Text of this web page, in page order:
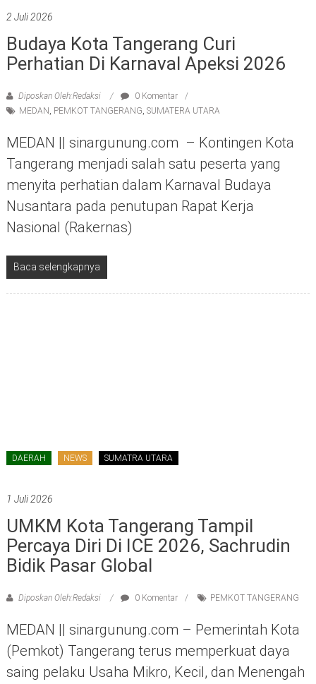
2 Juli 2026
Budaya Kota Tangerang Curi
Perhatian Di Karnaval Apeksi 2026
Diposkan Oleh:Redaksi
0 Komentar
MEDAN , PEMKOT TANGERANG, SUMATERA UTARA
MEDAN || sinargunung.com – Kontingen Kota
Tangerang menjadi salah satu peserta yang
menyita perhatian dalam Karnaval Budaya
Nusantara pada penutupan Rapat Kerja
Nasional (Rakernas)
Baca selengkapnya
DAERAH NEWS SUMATRA UTARA
1 Juli 2026
UMKM Kota Tangerang Tampil
Percaya Diri Di ICE 2026, Sachrudin
Bidik Pasar Global
Diposkan Oleh:Redaksi 0 Komentar PEMKOT TANGERANG
MEDAN || sinargunung.com – Pemerintah Kota
(Pemkot) Tangerang terus memperkuat daya
saing pelaku Usaha Mikro, Kecil, dan Menengah